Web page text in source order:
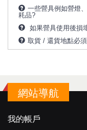
一些營具例如營燈
耗品?
如果營具使用後損
取貨 / 還貨地點必
網站導航
我的帳戶